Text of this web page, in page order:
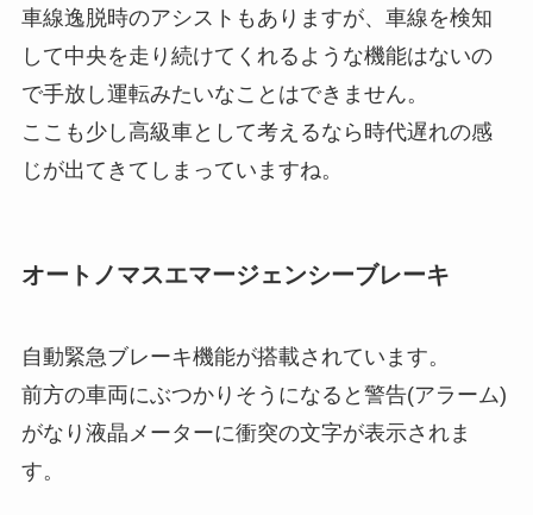
車線逸脱時のアシストもありますが、車線を検知
して中央を走り続けてくれるような機能はないの
で手放し運転みたいなことはできません。
ここも少し高級車として考えるなら時代遅れの感
じが出てきてしまっていますね。
オートノマスエマージェンシーブレーキ
自動緊急ブレーキ機能が搭載されています。
前方の車両にぶつかりそうになると警告(アラーム)
がなり液晶メーターに衝突の文字が表示されま
す。